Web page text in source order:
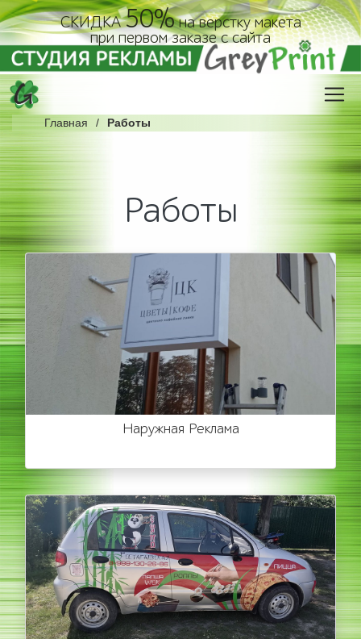
СКИДКА50%на верстку макета
при первом заказе с сайта
Главная Работы
Работы
Наружная Реклама